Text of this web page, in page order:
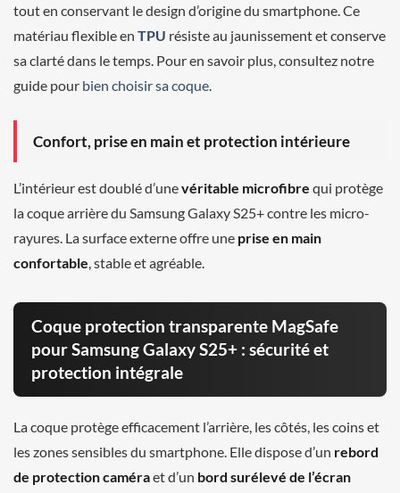
tout en conservant le design d’origine du smartphone. Ce
matériau flexible en TPU résiste au jaunissement et conserve
sa clarté dans le temps. Pour en savoir plus, consultez notre
guide pour bien choisir sa coque
Confort, prise en main et protection intérieure
L’intérieur est doublé d’unevéritable microfibre qui protège
la coque arrière du Samsung Galaxy S25+ contre les micro-
rayures. La surface externe offre une prise en main
confortable , stable et agréable.
Coque protection transparente MagSafe
pour Samsung Galaxy S25+ : sécurité et
protection intégrale
La coque protège efficacement l’arrière, les côtés, les coins et
les zones sensibles du smartphone. Elle dispose d’un rebord
de protection caméraet d’un bord surélevé de l’écran